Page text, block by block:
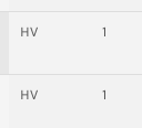
HV 1
HV 1